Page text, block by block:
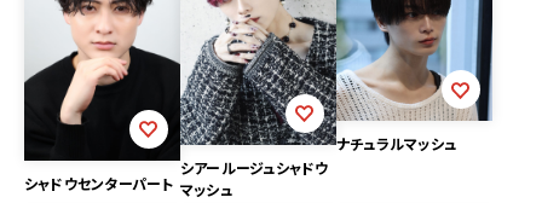
シャドウセンターパート
シアールージュシャドウ
マッシュ
ナチュラルマッシュ